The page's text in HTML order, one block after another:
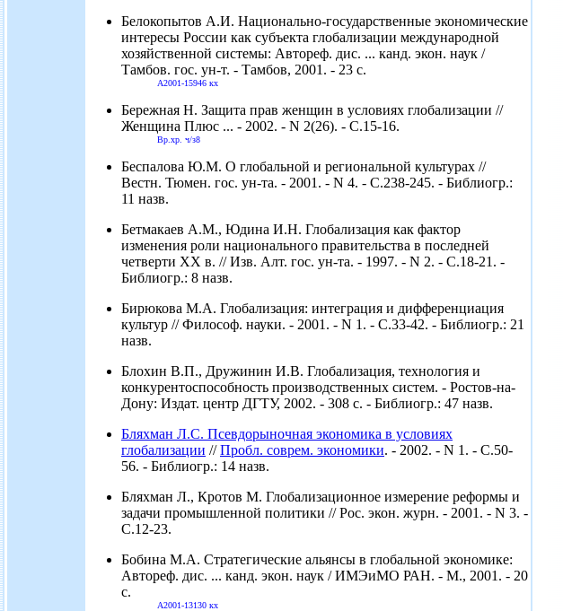
Белокопытов А.И. Национально-государственные экономические
интересы России как субъекта глобализации международной
хозяйственной системы: Автореф. дис. ... канд. экон. наук /
Тамбов. гос. ун-т. - Тамбов, 2001. - 23 с.
А2001-15946 кх
Бережная Н. Защита прав женщин в условиях глобализации //
Женщина Плюс ... - 2002. - N 2(26). - С.15-16.
Вр.хр. ч/з8
Беспалова Ю.М. О глобальной и региональной культурах //
Вестн. Тюмен. гос. ун-та. - 2001. - N 4. - С.238-245. - Библиогр.:
11 назв.
Бетмакаев А.М., Юдина И.Н. Глобализация как фактор
изменения роли национального правительства в последней
четверти ХХ в. // Изв. Алт. гос. ун-та. - 1997. - N 2. - С.18-21. -
Библиогр.: 8 назв.
Бирюкова М.А. Глобализация: интеграция и дифференциация
культур // Философ. науки. - 2001. - N 1. - С.33-42. - Библиогр.: 21
назв.
Блохин В.П., Дружинин И.В. Глобализация, технология и
конкурентоспособность производственных систем. - Ростов-на-
Дону: Издат. центр ДГТУ, 2002. - 308 с. - Библиогр.: 47 назв.
Бляхман Л.С. Псевдорыночная экономика в условиях
глобализации //Пробл. соврем. экономики. - 2002. - N 1. - С.50-
56. - Библиогр.: 14 назв.
Бляхман Л., Кротов М. Глобализационное измерение реформы и
задачи промышленной политики // Рос. экон. журн. - 2001. - N 3. -
С.12-23.
Бобина М.А. Стратегические альянсы в глобальной экономике:
Автореф. дис. ... канд. экон. наук / ИМЭиМО РАН. - М., 2001. - 20
с.
А2001-13130 кх